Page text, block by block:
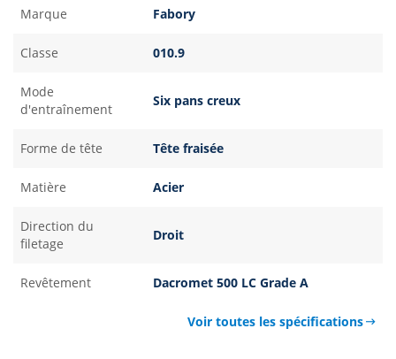
Marque Fabory
Classe 010.9
Mode
d'entraînement
Six pans creux
Forme de tête Tête fraisée
Matière Acier
Direction du
filetage
Droit
Revêtement Dacromet 500 LC Grade A
Voir toutes les spécifications